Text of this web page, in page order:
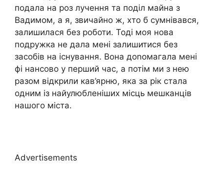
подала на роз лучення та поділ майна з
Вадимом, а я, звичайно ж, хто б сумнівався,
залишилася без роботи. Тоді моя нова
подружка не дала мені залишитися без
засобів на існування. Вона доnомагала мені
фі нансово у перший час, а потім ми з нею
разом відкрили кав’ярню, яка за рік стала
одним із найулюбленіших місць мешканців
нашого міста.
Advertisements